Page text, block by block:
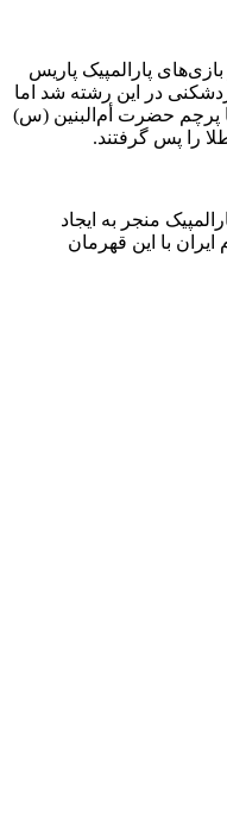
پارالمپیک پاریس
در این رشته شد اما
پرچم حضرت أم‌البنین (س)
را پس گرفتند.
منجر به ایجاد
با این قهرمان